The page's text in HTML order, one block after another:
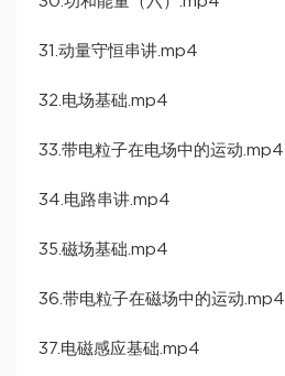
31.动量守恒串讲.mp4
32.电场基础.mp4
33.带电粒子在电场中的运动.mp4
34.电路串讲.mp4
35.磁场基础.mp4
36.带电粒子在磁场中的运动.mp4
37.电磁感应基础.mp4